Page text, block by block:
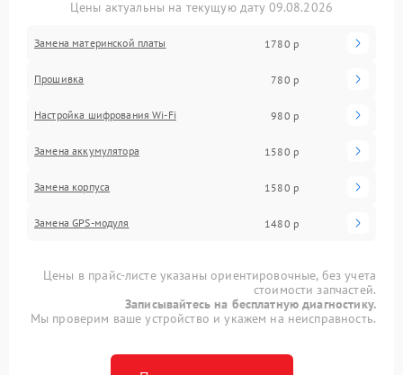
Цены актуальны на текущую дату 09.08.2026
Замена материнской платы 1780 р
Прошивка 780 р
Настройка шифрования Wi-Fi 980 р
Замена аккумулятора 1580 р
Замена корпуса 1580 р
Замена GPS-модуля 1480 р
Цены в прайс-листе указаны ориентировочные, без учета
стоимости запчастей.
Записывайтесь на бесплатную диагностику.
Мы проверим ваше устройство и укажем на неисправность.